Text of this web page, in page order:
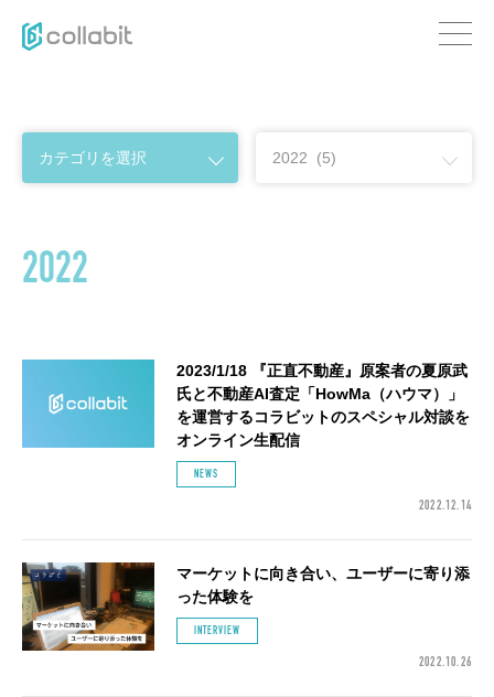
2022
2023/1/18 『正直不動産』原案者の夏原武
氏と不動産AI査定「HowMa（ハウマ）」
を運営するコラビットのスペシャル対談を
オンライン生配信
NEWS
2022.12.14
マーケットに向き合い、ユーザーに寄り添
った体験を
INTERVIEW
2022.10.26